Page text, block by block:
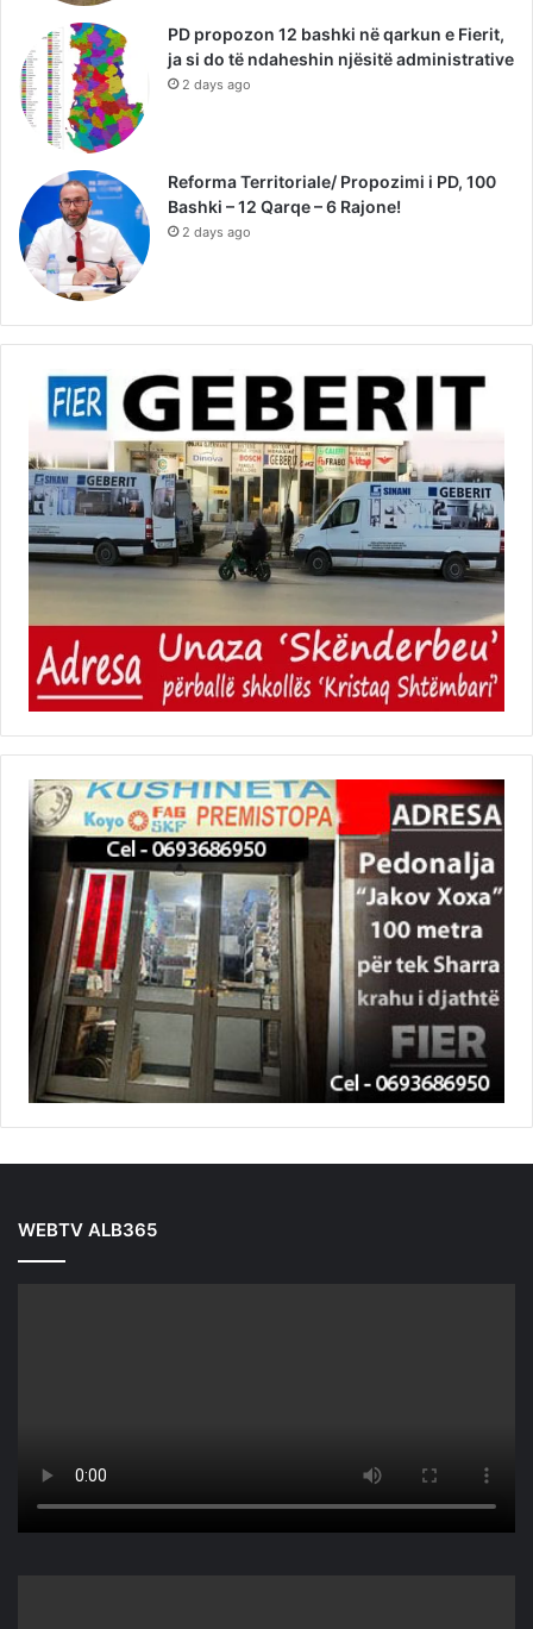
PD propozon 12 bashki në qarkun e Fierit,
ja si do të ndaheshin njësitë administrative
2 days ago
Reforma Territoriale/ Propozimi i PD, 100
Bashki – 12 Qarqe – 6 Rajone!
2 days ago
WEBTV ALB365